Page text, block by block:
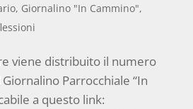
, Giornalino "In Cammino",
viene distribuito il numero
Parrocchiale “In
a questo link: